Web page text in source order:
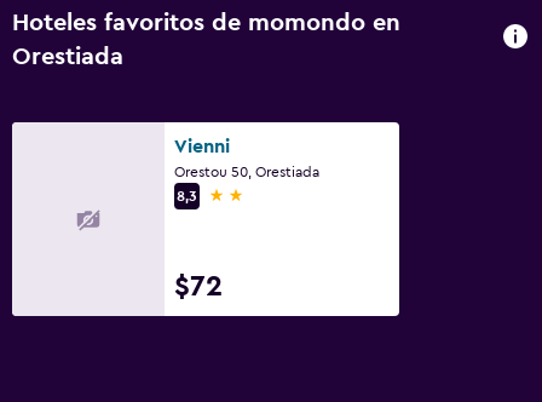
Hoteles favoritos de momondo en
Orestiada
Vienni
Orestou 50, Orestiada
8,3
2 estrellas
$72